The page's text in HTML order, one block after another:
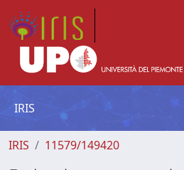
IRIS
IRIS 11579/149420